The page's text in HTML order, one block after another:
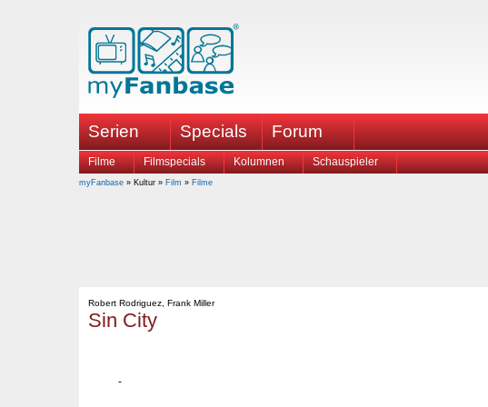
Serien Specials Forum
Filme Filmspecials Kolumnen Schauspieler
myFanbase » Kultur » Film » Filme
Robert Rodriguez, Frank Miller
Sin City